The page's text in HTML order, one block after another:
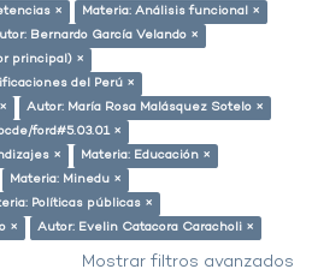
×
Materia: Análisis funcional ×
Bernardo García Velando ×
principal) ×
del Perú ×
Autor: María Rosa Malásquez Sotelo ×
ford#5.03.01 ×
×
Materia: Educación ×
Materia: Minedu ×
Políticas públicas ×
×
Autor: Evelin Catacora Caracholi ×
Mostrar filtros avanzados